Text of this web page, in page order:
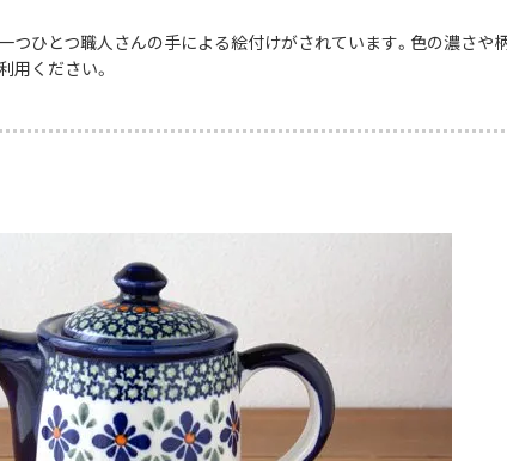
つひとつ職人さんの手による絵付けがされています。色の濃さ
用ください。